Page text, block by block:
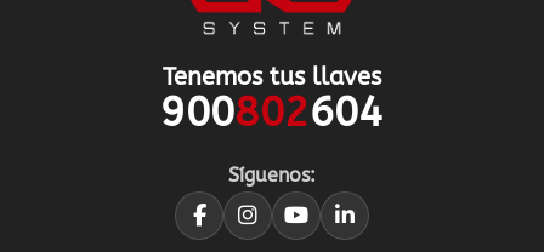
Tenemos tus llaves
900802604
Síguenos: